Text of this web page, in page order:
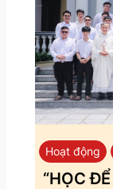
Hoạt động
“HỌC